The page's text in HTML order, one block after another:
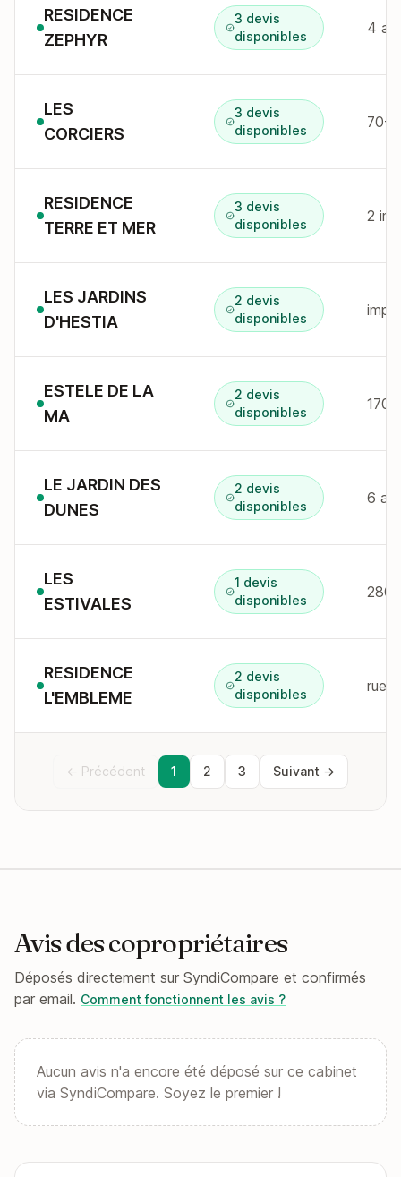
RESIDENCE
ZEPHYR
3 devis
disponibles
4 av
LES
CORCIERS
3 devis
disponibles
RESIDENCE
TERRE ET MER
3 devis
disponibles
LES JARDINS
D'HESTIA
2 devis
disponibles
imp
ESTELE DE LA
MA
2 devis
disponibles
LE JARDIN DES
DUNES
2 devis
disponibles
6 av
LES
ESTIVALES
1 devis
disponibles
280
RESIDENCE
L'EMBLEME
2 devis
disponibles
rue
← Précédent 1 2 3 Suivant →
Avis des copropriétaires
Déposés directement sur SyndiCompare et confirmés
par email. Comment fonctionnent les avis ?
Aucun avis n'a encore été déposé sur ce cabinet
via SyndiCompare. Soyez le premier !